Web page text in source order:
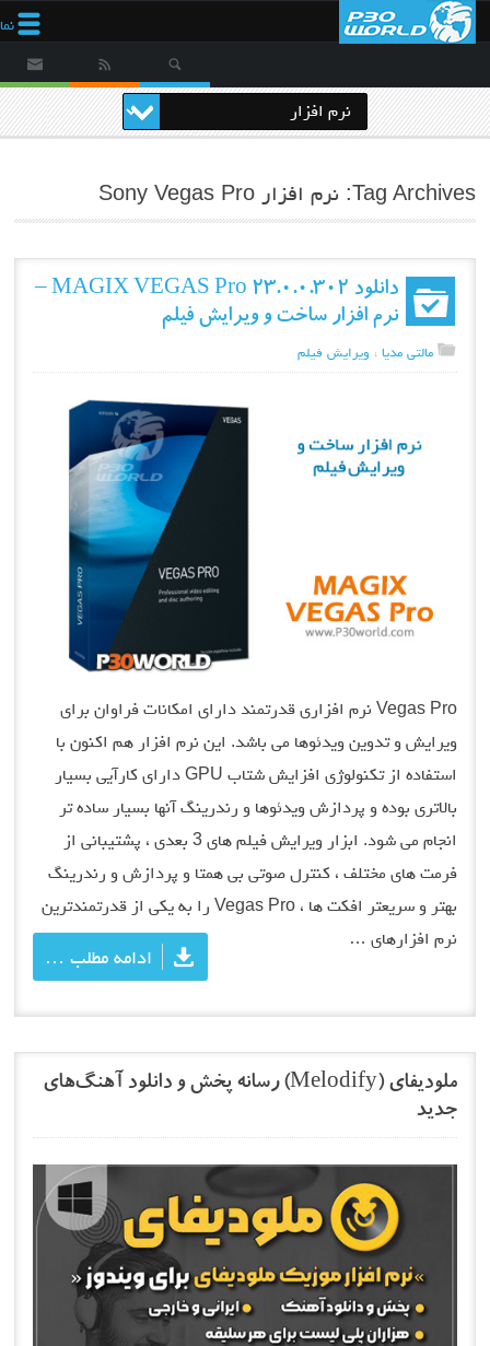
Tag Archives: نرم افزار Sony Vegas Pro
دانلود MAGIX VEGAS Pro 23.0.0.302 –
نرم افزار ساخت و ویرایش فیلم
مالتی مدیا ، ویرایش فیلم
Vegas Pro نرم افزاری قدرتمند دارای امکانات فراوان برای
ویرایش و تدوین ویدئوها می باشد. این نرم افزار هم اکنون با
استفاده از تکنولوژی افزایش شتاب GPU دارای کارآیی بسیار
بالاتری بوده و پردازش ویدئوها و رندرینگ آنها بسیار ساده تر
انجام می شود. ابزار ویرایش فیلم های 3 بعدی ، پشتیبانی از
فرمت های مختلف ، کنترل صوتی بی همتا و پردازش و رندرینگ
بهتر و سریعتر افکت ها ، Vegas Pro را به یکی از قدرتمندترین
نرم افزارهای …
ادامه مطلب …
ملودیفای (Melodify) رسانه پخش و دانلود آهنگ‌های
جدید